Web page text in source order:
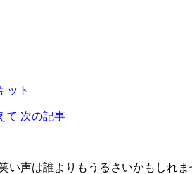
ット
て 次の記事
声は誰よりもうるさいかもしれ